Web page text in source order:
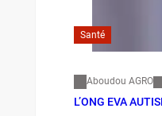
Santé
Aboudou AGRO
L’ONG EVA